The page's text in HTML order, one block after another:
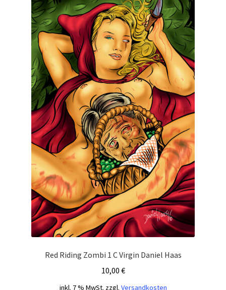
WizKids HeroClix Indy
EGS European Grading Service
Originalart
Drucke Fine Art Prints
Sammelfiguren
Über uns
Red Riding Zombi 1 C Virgin Daniel Haas
10,00 €
inkl. 7 % MwSt. zzgl. Versandkosten